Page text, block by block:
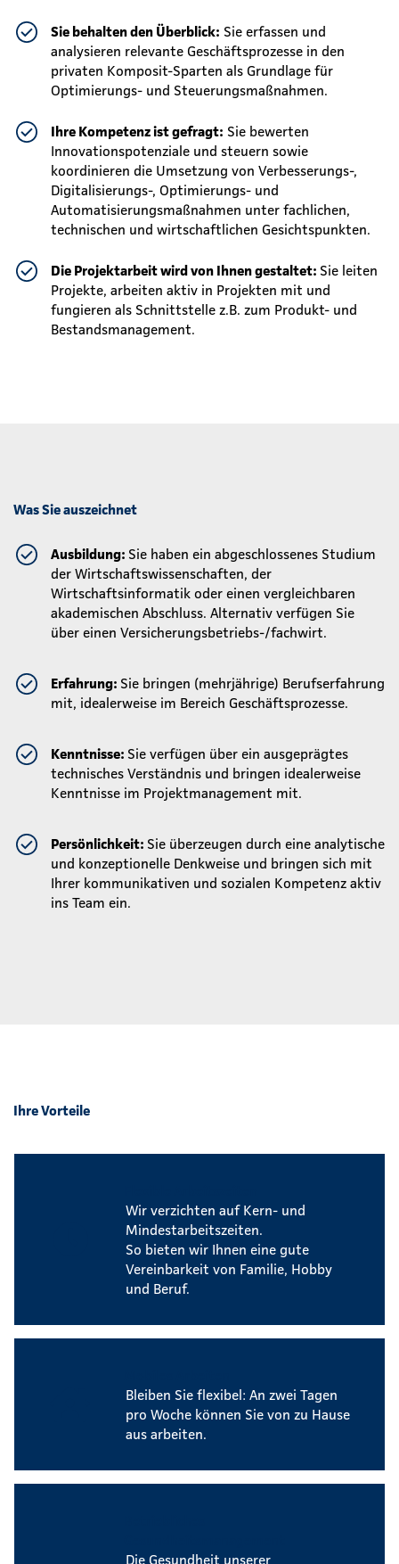
Sie behalten den Überblick: Sie erfassen und
analysieren relevante Geschäftsprozesse in den
privaten Komposit-Sparten als Grundlage für
Optimierungs- und Steuerungsmaßnahmen.
Ihre Kompetenz ist gefragt: Sie bewerten
Innovationspotenziale und steuern sowie
koordinieren die Umsetzung von Verbesserungs-,
Digitalisierungs-, Optimierungs- und
Automatisierungsmaßnahmen unter fachlichen,
technischen und wirtschaftlichen Gesichtspunkten.
Die Projektarbeit wird von Ihnen gestaltet: Sie leiten
Projekte, arbeiten aktiv in Projekten mit und
fungieren als Schnittstelle z.B. zum Produkt- und
Bestandsmanagement.
Was Sie auszeichnet
Ausbildung: Sie haben ein abgeschlossenes Studium
der Wirtschaftswissenschaften, der
Wirtschaftsinformatik oder einen vergleichbaren
akademischen Abschluss. Alternativ verfügen Sie
über einen Versicherungsbetriebs-/fachwirt.
Erfahrung: Sie bringen (mehrjährige) Berufserfahrung
mit, idealerweise im Bereich Geschäftsprozesse.
Kenntnisse: Sie verfügen über ein ausgeprägtes
technisches Verständnis und bringen idealerweise
Kenntnisse im Projektmanagement mit.
Persönlichkeit: Sie überzeugen durch eine analytische
und konzeptionelle Denkweise und bringen sich mit
Ihrer kommunikativen und sozialen Kompetenz aktiv
ins Team ein.
Ihre Vorteile
Wir verzichten auf Kern- und
Mindestarbeitszeiten.
So bieten wir Ihnen eine gute
Vereinbarkeit von Familie, Hobby
und Beruf.
Bleiben Sie flexibel: An zwei Tagen
pro Woche können Sie von zu Hause
aus arbeiten.
Die Gesundheit unserer